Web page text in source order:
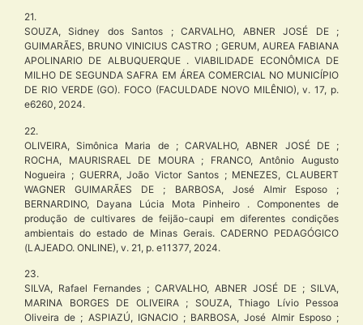
21.
SOUZA, Sidney dos Santos ; CARVALHO, ABNER JOSÉ DE ;
GUIMARÃES, BRUNO VINICIUS CASTRO ; GERUM, AUREA FABIANA
APOLINARIO DE ALBUQUERQUE . VIABILIDADE ECONÔMICA DE
MILHO DE SEGUNDA SAFRA EM ÁREA COMERCIAL NO MUNICÍPIO
DE RIO VERDE (GO). FOCO (FACULDADE NOVO MILÊNIO), v. 17, p.
e6260, 2024.
22.
OLIVEIRA, Simônica Maria de ; CARVALHO, ABNER JOSÉ DE ;
ROCHA, MAURISRAEL DE MOURA ; FRANCO, Antônio Augusto
Nogueira ; GUERRA, João Victor Santos ; MENEZES, CLAUBERT
WAGNER GUIMARÃES DE ; BARBOSA, José Almir Esposo ;
BERNARDINO, Dayana Lúcia Mota Pinheiro . Componentes de
produção de cultivares de feijão-caupi em diferentes condições
ambientais do estado de Minas Gerais. CADERNO PEDAGÓGICO
(LAJEADO. ONLINE), v. 21, p. e11377, 2024.
23.
SILVA, Rafael Fernandes ; CARVALHO, ABNER JOSÉ DE ; SILVA,
MARINA BORGES DE OLIVEIRA ; SOUZA, Thiago Lívio Pessoa
Oliveira de ; ASPIAZÚ, IGNACIO ; BARBOSA, José Almir Esposo ;